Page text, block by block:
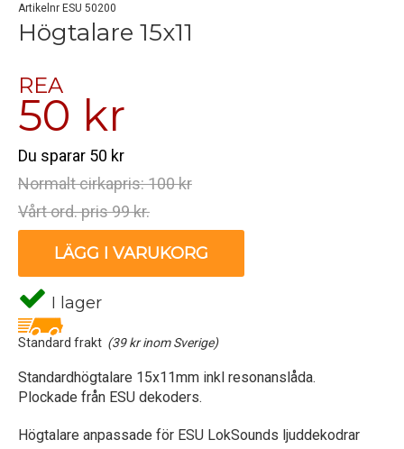
Artikelnr ESU 50200
Högtalare 15x11
REA
50 kr
Du sparar 50 kr
Normalt cirkapris: 100 kr
Vårt ord. pris 99 kr.
LÄGG I VARUKORG
I lager
Standard frakt (39 kr inom Sverige)
Standardhögtalare 15x11mm inkl resonanslåda.
Plockade från ESU dekoders.
Högtalare anpassade för ESU LokSounds ljuddekodrar